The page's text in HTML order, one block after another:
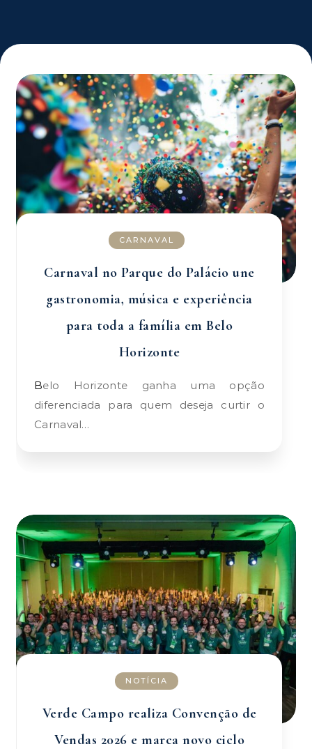
CARNAVAL
Carnaval no Parque do Palácio une
gastronomia, música e experiência
para toda a família em Belo
Horizonte
Belo Horizonte ganha uma opção
diferenciada para quem deseja curtir o
Carnaval…
NOTÍCIA
Verde Campo realiza Convenção de
Vendas 2026 e marca novo ciclo